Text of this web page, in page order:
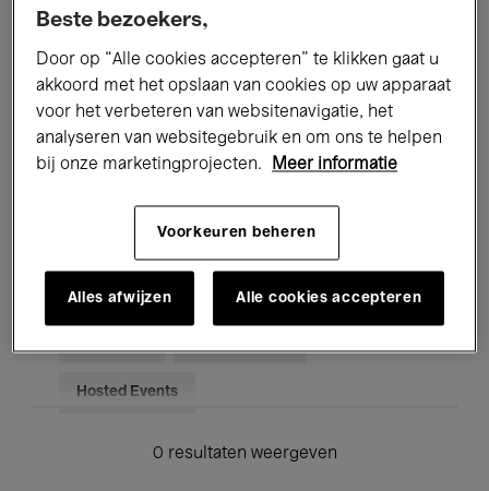
Tentoonstellingen Films
Performances Lezingen & Debatten
Klassieke Muziek Global Music
Elektronische Muziek
Voor iedereen Kids’ Palace
Hosted Events
0 resultaten weergeven
Beste bezoekers,
Door op “Alle cookies accepteren” te klikken gaat u
akkoord met het opslaan van cookies op uw apparaat
voor het verbeteren van websitenavigatie, het
analyseren van websitegebruik en om ons te helpen
bij onze marketingprojecten.
Meer informatie
Voorkeuren beheren
Alles afwijzen Alle cookies accepteren